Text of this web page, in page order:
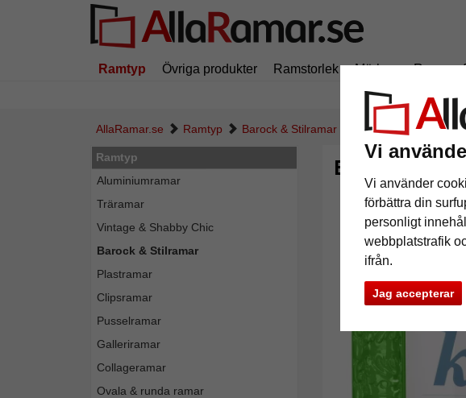
Vi
Vi använder
förbättra din
personligt
webbplatstrafik
ifrån.
Jag accepterar
Ramtyp Övriga produkter Ramstorlek Märken Ramar
195 kr
AllaRamar.se Ramtyp Barock & Stilramar Barockram
Ramtyp
Aluminiumramar
Träramar
Vintage & Shabby Chic
Barock & Stilramar
Plastramar
Clipsramar
Pusselramar
Galleriramar
Collageramar
Ovala & runda ramar
Barockram
Tillbaka